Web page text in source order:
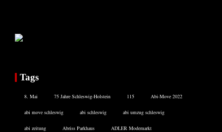
Tags
8. Mai 75 Jahre Schleswig-Holstein 115 Abi-Move 2022
abi move schleswig abi schleswig abi umzug schleswig
abi zeitung Abriss Parkhaus ADLER Modemarkt